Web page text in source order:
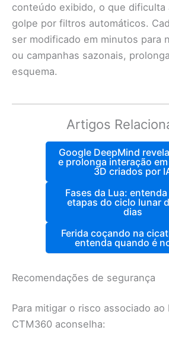
conteúdo exibido, o que dificulta
golpe por filtros automáticos.
ser modificado em minutos para
ou campanhas sazonais,
esquema.
Artigos
Google DeepMind
e prolonga interação
3D criados por
Fases da Lua:
etapas do ciclo lunar
dias
Ferida coçando na
entenda quando é
Recomendações de segurança
Para mitigar o risco associado ao
CTM360 aconselha: